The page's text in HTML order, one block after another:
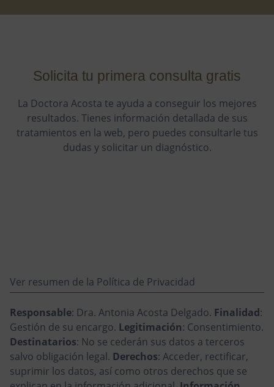
Solicita tu primera consulta gratis
La Doctora Acosta te ayuda a conseguir los mejores
resultados. Tienes información detallada de sus
tratamientos en la web, pero puedes consultarle tus
dudas y solicitar un diagnóstico.
Ver resumen de la Política de Privacidad
Responsable: Dra. Antonia Acosta Delgado. Finalidad:
Gestión de su encargo. Legitimación: Consentimiento.
Destinatarios: No se cederán sus datos a terceros
salvo obligación legal. Derechos: Acceder, rectificar,
suprimir los datos, así como otros derechos que se